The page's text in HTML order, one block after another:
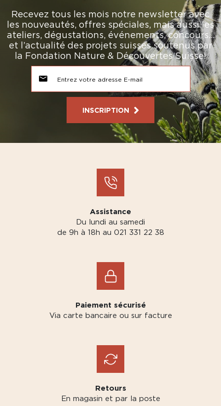
Recevez tous les mois notre newsletter avec
les nouveautés, offres spéciales, mais aussi les
ateliers, dégustations, événements, concours…
et l’actualité des projets suisses soutenus par
la Fondation Nature & Découvertes Suisse!
INSCRIPTION
Assistance
Du lundi au samedi
de 9h à 18h au 021 331 22 38
Paiement sécurisé
Via carte bancaire ou sur facture
Retours
En magasin et par la poste